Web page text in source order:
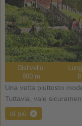
Dislivello:
800 m
Una vetta piuttosto
Tuttavia, vale
di più